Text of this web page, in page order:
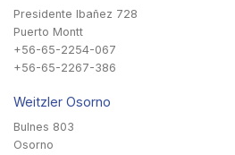
Presidente Ibañez 728
Puerto Montt
+56-65-2254-067
+56-65-2267-386
Weitzler Osorno
Bulnes 803
Osorno